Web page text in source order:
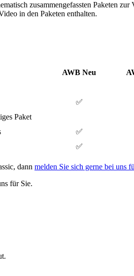
zusammengefassten Paketen
in den Paketen enthalten.
AWB Neu
✅
Paket
✅
✅
dann melden Sie sich gerne bei uns
für Sie.